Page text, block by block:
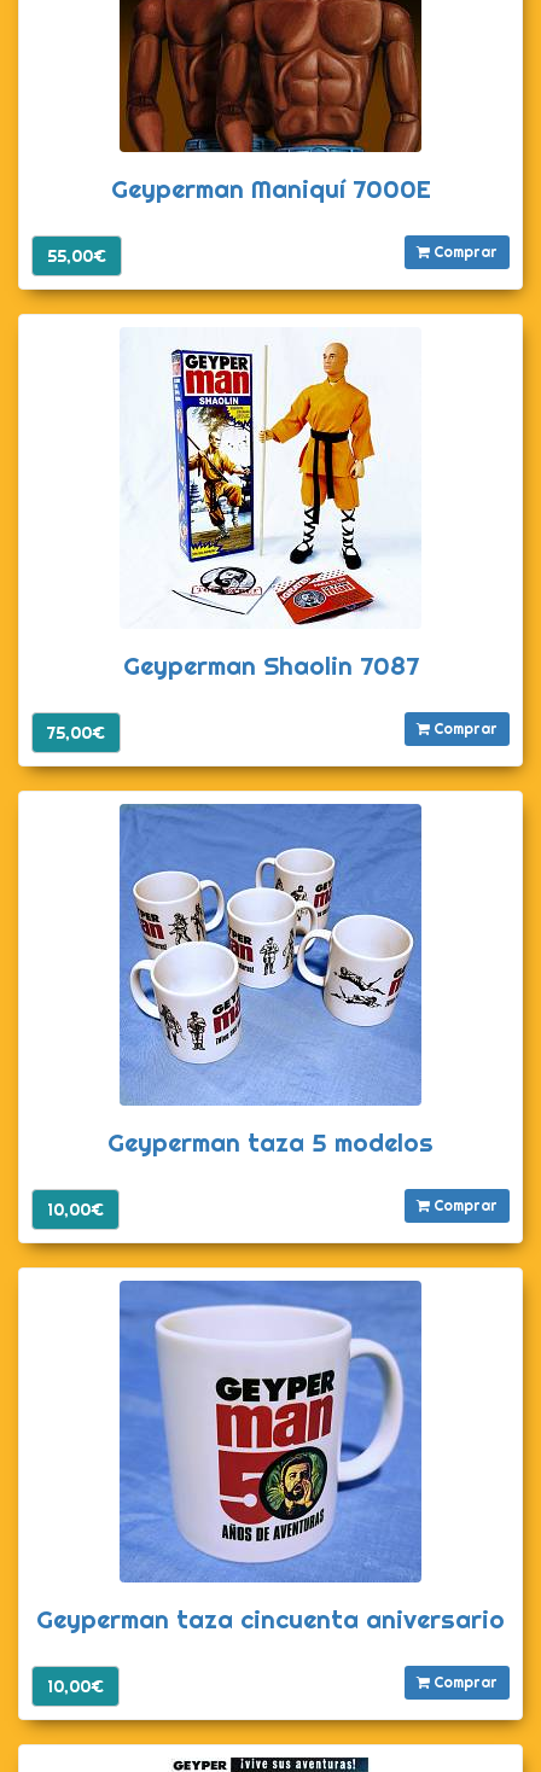
Geyperman Maniquí 7000E
55,00€ Comprar
Geyperman Shaolin 7087
75,00€ Comprar
Geyperman taza 5 modelos
10,00€ Comprar
Geyperman taza cincuenta aniversario
10,00€ Comprar